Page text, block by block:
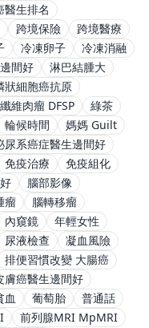
醫生排名
跨境保險
跨境醫療
冷凍卵子
冷凍消融
間好
淋巴結腫大
狀細胞癌抗原
維肉瘤 DFSP
綠茶
輪候時間
媽媽 Guilt
尿系癌症醫生邊間好
免疫治療
免疫組化
腦部影像
瘤
腦轉移瘤
內窺鏡
年輕女性
尿液檢查
凝血風險
排便習慣改變 大腸癌
膚癌醫生邊間好
血 葡萄胎
普通話
前列腺MRI MpMRI